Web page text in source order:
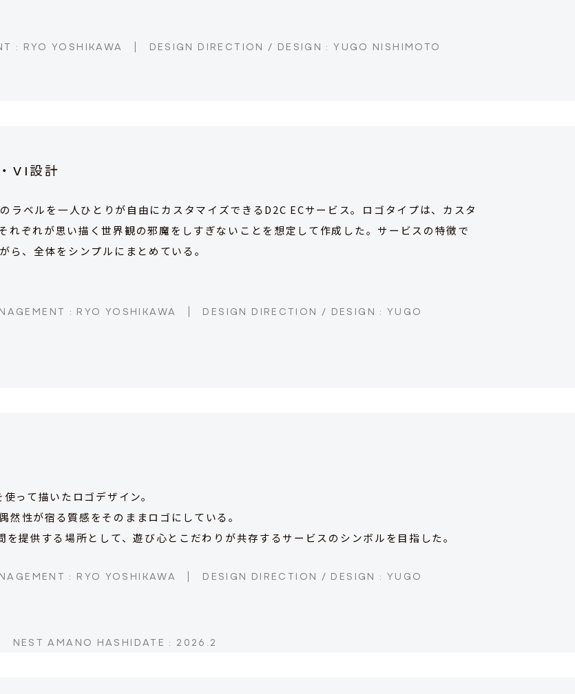
: RYO YOSHIKAWA | DESIGN DIRECTION / DESIGN : YUGO NISHIMOTO
VI設計
ベルを一人ひとりが自由にカスタマイズできるD2C ECサービス。ロゴタイプは、カスタ
れぞれが思い描く世界観の邪魔をしすぎないことを想定して作成した。サービスの特徴で
、全体をシンプルにまとめている。
: RYO YOSHIKAWA | DESIGN DIRECTION / DESIGN : YUGO
って描いたロゴデザイン。
性が宿る質感をそのままロゴにしている。
提供する場所として、遊び心とこだわりが共存するサービスのシンボルを目指した。
: RYO YOSHIKAWA | DESIGN DIRECTION / DESIGN : YUGO
NEST AMANO HASHIDATE : 2026.2